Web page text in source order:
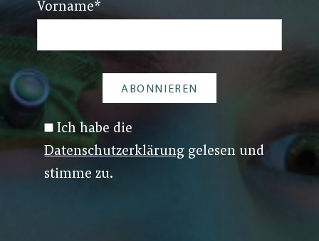
Vorname*
Ich habe die
Datenschutzerklärung gelesen und
stimme zu.